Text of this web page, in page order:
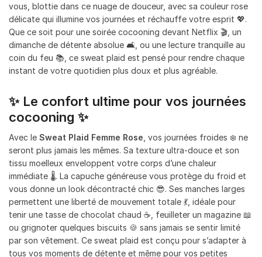
vous, blottie dans ce nuage de douceur, avec sa couleur rose
délicate qui illumine vos journées et réchauffe votre esprit 💖.
Que ce soit pour une soirée cocooning devant Netflix 🎬, un
dimanche de détente absolue 🛋️, ou une lecture tranquille au
coin du feu 📚, ce sweat plaid est pensé pour rendre chaque
instant de votre quotidien plus doux et plus agréable.
✨ Le confort ultime pour vos journées
cocooning ✨
Avec le Sweat Plaid Femme Rose , vos journées froides ❄️ ne
seront plus jamais les mêmes. Sa texture ultra-douce et son
tissu moelleux enveloppent votre corps d’une chaleur
immédiate 🌡️. La capuche généreuse vous protège du froid et
vous donne un look décontracté chic 😎. Ses manches larges
permettent une liberté de mouvement totale 💃, idéale pour
tenir une tasse de chocolat chaud ☕, feuilleter un magazine 📖
ou grignoter quelques biscuits 🍪 sans jamais se sentir limité
par son vêtement. Ce sweat plaid est conçu pour s’adapter à
tous vos moments de détente et même pour vos petites